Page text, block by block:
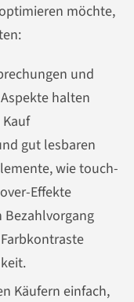
möchte,
und
halten
gut lesbaren
wie touch-
Effekte
Käufern einfach,